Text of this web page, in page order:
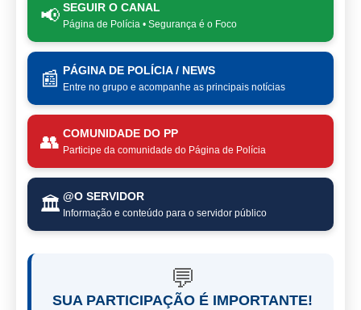
📢 SEGUIR O CANAL
Página de Polícia • Segurança é o Foco
📰 PÁGINA DE POLÍCIA / NEWS
Entre no grupo e acompanhe as principais notícias
👥 COMUNIDADE DO PP
Participe da comunidade do Página de Polícia
🏛️ @O SERVIDOR
Informação e conteúdo para o servidor público
💬
SUA PARTICIPAÇÃO É IMPORTANTE!